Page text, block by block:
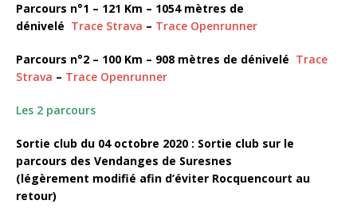
Parcours n°1 – 121 Km – 1054 mètres de
dénivelé Trace Strava – Trace Openrunner
Parcours n°2 – 100 Km – 908 mètres de dénivelé Trace
Strava – Trace Openrunner
Les 2 parcours
Sortie club du 04 octobre 2020 : Sortie club sur le
parcours des Vendanges de Suresnes
(légèrement modifié afin d’éviter Rocquencourt au
retour)